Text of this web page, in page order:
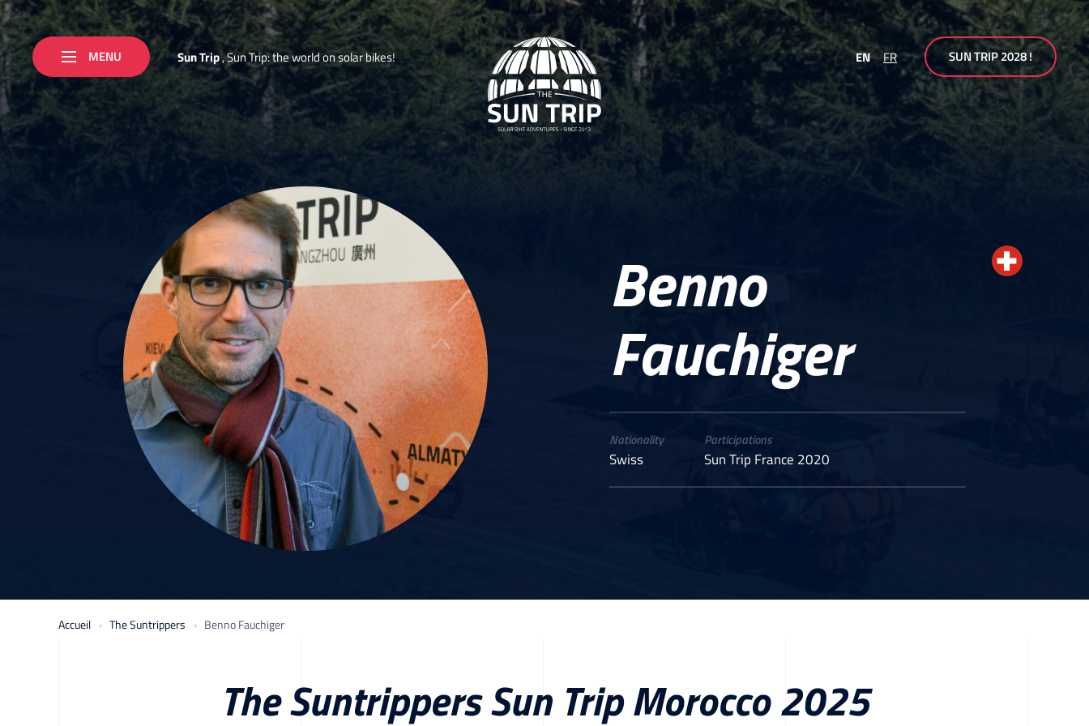
MENU SunTrip,SunTrip:theworldonsolarbikes! EN FR SUN TRIP 2028 !
Benno
Fauchiger
Nationality
Swiss
Participations
Sun Trip France 2020
Accueil The Suntrippers Benno Fauchiger
The Suntrippers Sun Trip Morocco 2025